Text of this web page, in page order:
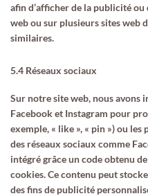
afin d’afficher de la publicité
web ou sur plusieurs sites web
similaires.
5.4 Réseaux sociaux
Sur notre site web, nous avons
Facebook et Instagram pour
exemple, « like », « pin ») ou
des réseaux sociaux comme
intégré grâce un code obtenu
cookies. Ce contenu peut
des fins de publicité